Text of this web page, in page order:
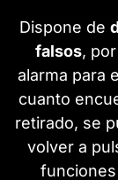
Dispone de
falsos,
alarma para
cuanto
retirado, se
volver a